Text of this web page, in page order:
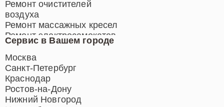
Сервис в Вашем городе
Москва
Санкт-Петербург
Краснодар
Ростов-на-Дону
Нижний Новгород
Ремонт очистителей
воздуха
Ремонт массажных кресел
Ремонт электросамокатов
Ремонт индукционных плит
Ремонт роботов-пылесосов
Ремонт гладильных систем
Ремонт отпаривателей
Ремонт вертикальных
пылесосов